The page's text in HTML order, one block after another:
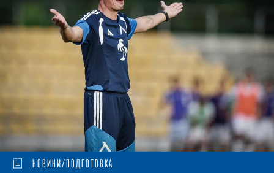
НОВИНИ/ПОДГОТОВКА